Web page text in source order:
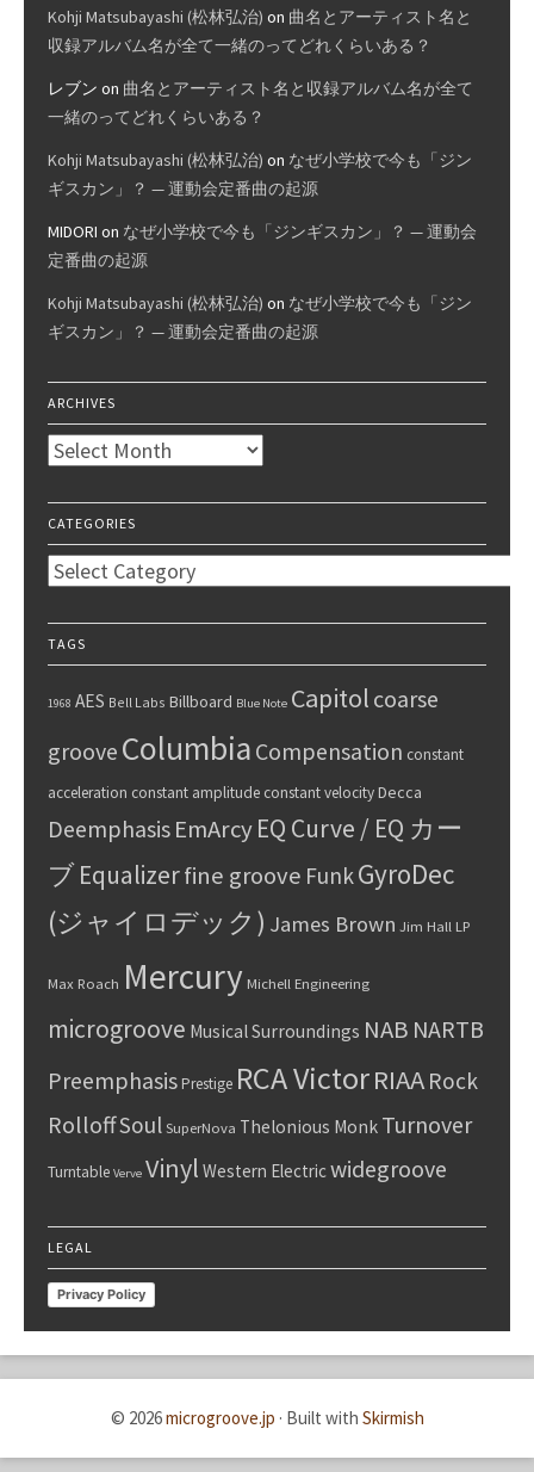
Kohji Matsubayashi (松林弘治) on 曲名とアーティスト名と
収録アルバム名が全て一緒のってどれくらいある？
レブン on 曲名とアーティスト名と収録アルバム名が全て
一緒のってどれくらいある？
Kohji Matsubayashi (松林弘治) on なぜ小学校で今も「ジン
ギスカン」？ — 運動会定番曲の起源
MIDORI on なぜ小学校で今も「ジンギスカン」？ — 運動会
定番曲の起源
Kohji Matsubayashi (松林弘治) on なぜ小学校で今も「ジン
ギスカン」？ — 運動会定番曲の起源
ARCHIVES
Archives
CATEGORIES
Categories
TAGS
1968 AES Bell Labs Billboard Blue Note Capitol coarse
groove Columbia Compensation constant
acceleration constant amplitude constant velocityDecca
Deemphasis EmArcyEQ Curve / EQ カー
ブEqualizerfine groove Funk GyroDec
(ジャイロデック) James Brown Jim Hall LP
Max Roach Mercury Michell Engineering
microgroove Musical Surroundings NAB NARTB
PreemphasisPrestige RCA VictorRIAA Rock
RolloffSoul SuperNova Thelonious Monk Turnover
Turntable Verve Vinyl Western Electricwidegroove
LEGAL
Privacy Policy
© 2026microgroove.jp · Built with Skirmish